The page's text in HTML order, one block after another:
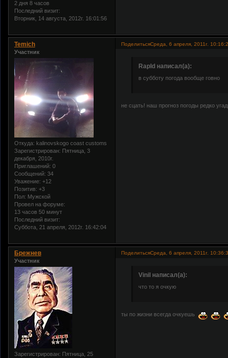
2 дня 8 часов
Последний визит:
Вторник, 14 августа, 2012г. 16:01:56
ПоделитьсяСреда, 6 апреля, 2011г.
Temich
Участник
Откуда: kalinovskogo coast customs
Зарегистрирован: Пятница, 3
декабря, 2010г.
Приглашений: 0
Сообщений: 34
Уважение: +12
Позитив: +3
Пол: Мужской
Провел на форуме:
13 часов 50 минут
Последний визит:
Суббота, 21 апреля, 2012г. 16:42:04
RapId написал(а):
в субботу погода вообще говно
не сцать! наш прогноз погоды редко
ПоделитьсяСреда, 6 апреля, 2011г.
Брежнев
Участник
Зарегистрирован: Пятница, 25
Vinil написал(а):
что то я очкую
ты по жизни всегда очкуешь